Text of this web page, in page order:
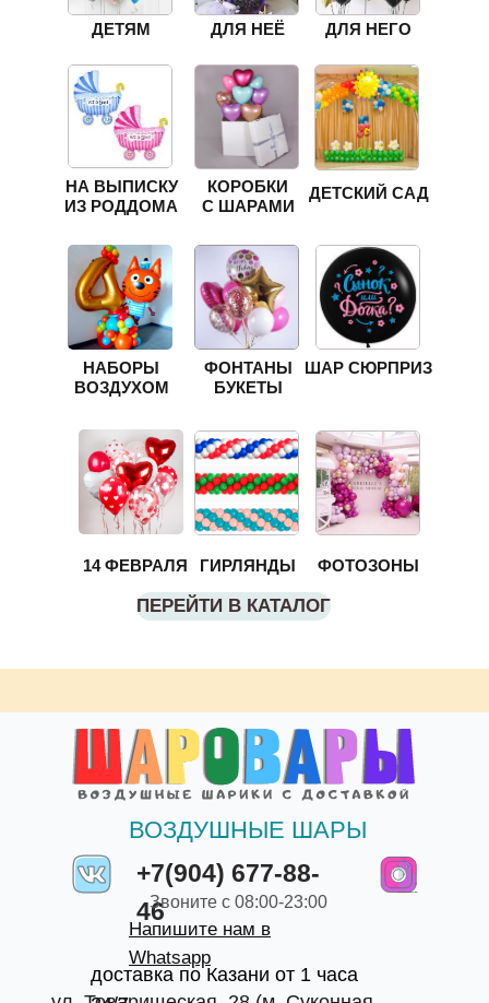
ФОНТАНЫ
БУКЕТЫ
ДЛЯ НЕЁ ДЛЯ НЕГО
ДЕТЯМ
НА ВЫПИСКУ
ИЗ РОДДОМА
ШАР СЮРПРИЗ
ГИРЛЯНДЫ
ПЕРЕЙТИ В КАТАЛОГ
ФОТОЗОНЫ
КОРОБКИ
С ШАРАМИ
14 ФЕВРАЛЯ
НАБОРЫ
ВОЗДУХОМ
ДЕТСКИЙ САД
+7(904) 677-88-
46
ВОЗДУШНЫЕ ШАРЫ
доставка по Казани от 1 часа
Звоните с 08:00-23:00
Напишите нам в
Whatsapp